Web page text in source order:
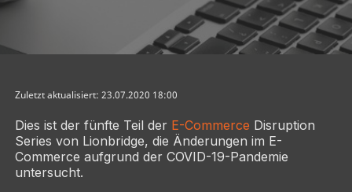
Zuletzt aktualisiert: 23.07.2020 18:00
Dies ist der fünfte Teil der E-Commerce Disruption
Series von Lionbridge, die Änderungen im E-
Commerce aufgrund der COVID-19-Pandemie
untersucht.